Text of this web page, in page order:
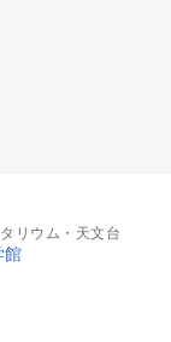
リウム・天文台